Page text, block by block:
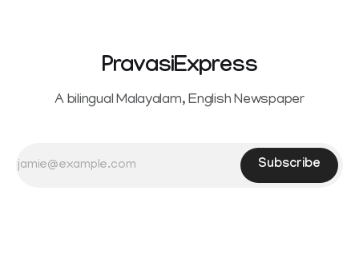
PravasiExpress
A bilingual Malayalam, English Newspaper
Subscribe